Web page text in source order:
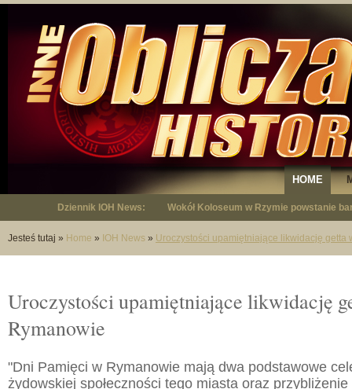
HOME
Dziennik IOH News: Wokół Koloseum w Rzymie powstanie
"Niepodległy - opowieść o Januszu
Jesteś tutaj » Home » IOH News » Uroczystości upamiętniające likwidację getta
Uroczystości upamiętniające likwidację
Rymanowie
"Dni Pamięci w Rymanowie mają dwa podstawowe
żydowskiej społeczności tego miasta oraz